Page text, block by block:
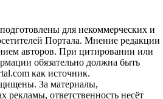
для некоммерческих и
Портала. Мнение редакции
авторов. При цитировании или
обязательно должна быть
как источник.
За материалы,
рекламы, ответственность несёт